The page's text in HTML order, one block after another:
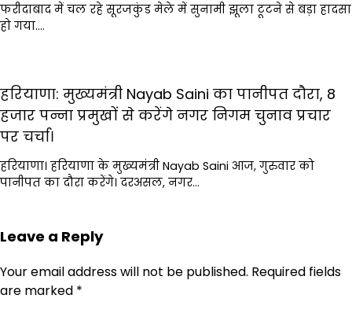
फरीदाबाद में चल रहे सूरजकुंड मेले में सुनामी झूला टूटने से बड़ा हादसा
हो गया.…
हरियाणा: मुख्यमंत्री Nayab Saini का पानीपत दौरा, 8
हजार पन्ना प्रमुखों से करेंगे नगर निगम चुनाव प्रचार
पर चर्चा।
हरियाणा। हरियाणा के मुख्यमंत्री Nayab Saini आज, गुरुवार को
पानीपत का दौरा करेंगे। दरअसल, नगर…
Leave a Reply
Your email address will not be published. Required fields
are marked *